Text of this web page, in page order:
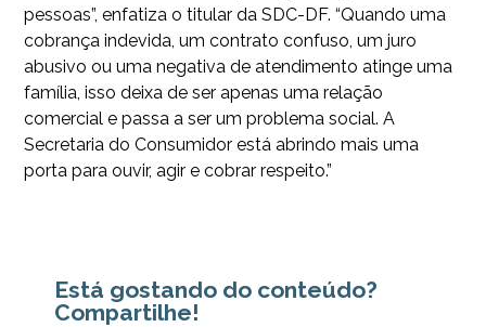
pessoas”, enfatiza o titular da SDC-DF. “Quando uma
cobrança indevida, um contrato confuso, um juro
abusivo ou uma negativa de atendimento atinge uma
família, isso deixa de ser apenas uma relação
comercial e passa a ser um problema social. A
Secretaria do Consumidor está abrindo mais uma
porta para ouvir, agir e cobrar respeito.”
Está gostando do conteúdo?
Compartilhe!